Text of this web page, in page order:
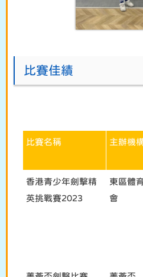
比賽佳績
比賽名稱 主辦機
香港青少年劍擊精
英挑戰賽2023
東區體
會